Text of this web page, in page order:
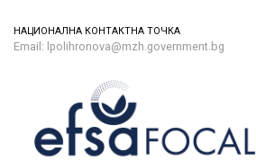
НАЦИОНАЛНА КОНТАКТНА ТОЧКА
Email: lpolihronova@mzh.government.bg